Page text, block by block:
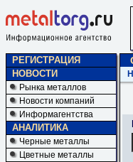
РЕГИСТРАЦИЯ
НОВОСТИ
Рынка металлов
Новости компаний
Информагентства
АНАЛИТИКА
Черные металлы
Цветные металлы